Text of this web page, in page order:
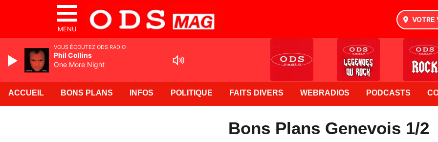
MENU
VOTRE
ACCUEIL BONS PLANS INFOS POLITIQUE FAITS DIVERS WEBRADIOS PODCASTS
Bons Plans Genevois 1/2
VOUS ÉCOUTEZ ODS RADIO
Phil Collins
One More Night